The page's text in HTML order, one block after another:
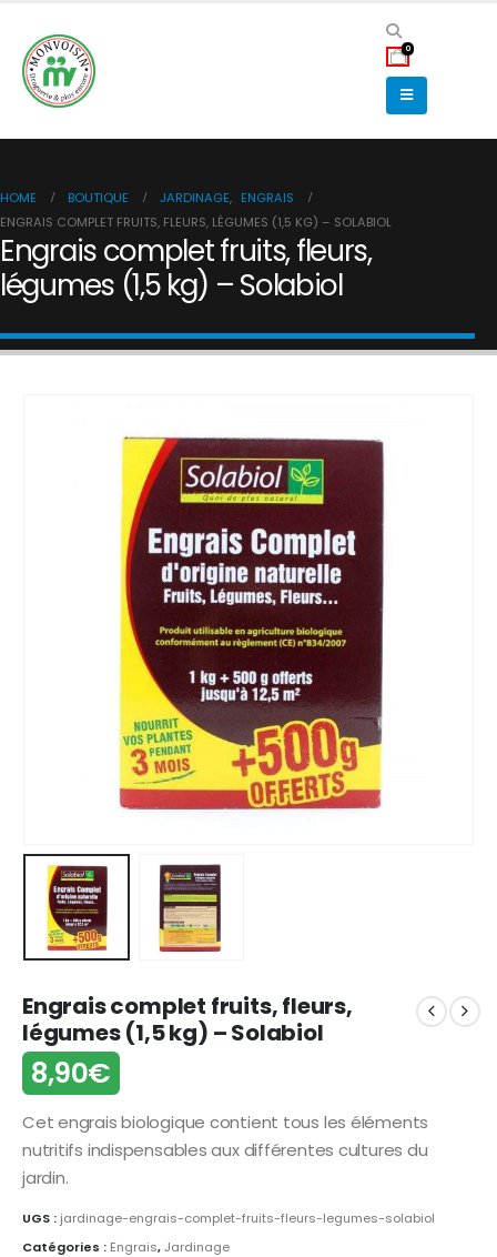
0
HOME BOUTIQUE JARDINAGE, ENGRAIS
ENGRAIS COMPLET FRUITS, FLEURS, LÉGUMES (1,5 KG) – SOLABIOL
Engrais complet fruits, fleurs,
légumes (1,5 kg) – Solabiol
Engrais complet fruits, fleurs,
légumes (1,5 kg) – Solabiol
8,90€
Cet engrais biologique contient tous les éléments
nutritifs indispensables aux différentes cultures du
jardin.
UGS : jardinage-engrais-complet-fruits-fleurs-legumes-solabiol
Catégories : Engrais,Jardinage